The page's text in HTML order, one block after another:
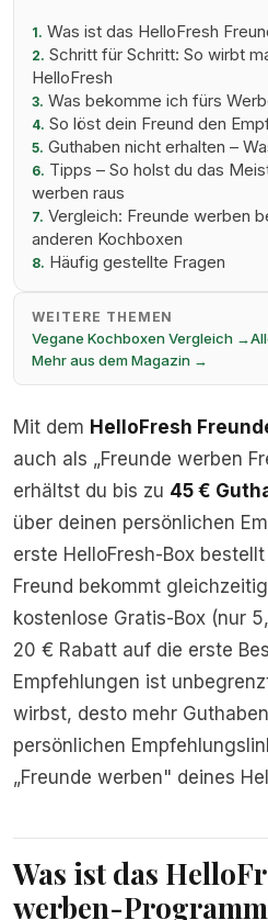
1. Was ist das HelloFresh
2. Schritt für Schritt: So wirbt
HelloFresh
3. Was bekomme ich fürs
4. So löst dein Freund den
5. Guthaben nicht erhalten –
6. Tipps – So holst du das
werben raus
7. Vergleich: Freunde werben
anderen Kochboxen
8. Häufig gestellte Fragen
WEITERE THEMEN
Vegane Kochboxen Vergleich →
Mehr aus dem Magazin →
Mit dem HelloFresh
auch als „Freunde werben
erhältst du bis zu 45 €
über deinen persönlichen
erste HelloFresh-Box
Freund bekommt
kostenlose Gratis-Box (nur
20 € Rabatt auf die erste
Empfehlungen ist
wirbst, desto mehr
persönlichen
„Freunde werben" deines
Was ist das
werben-